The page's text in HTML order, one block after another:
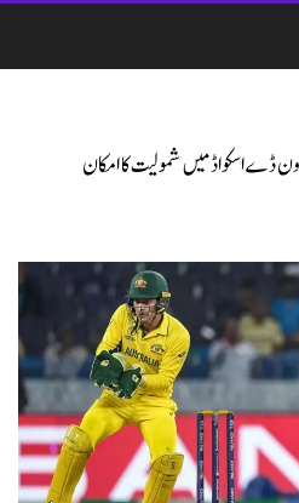
ون ڈے اسکواڈ میں شمولیت کا امکان